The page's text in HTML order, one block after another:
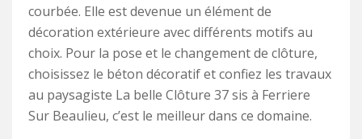
courbée. Elle est devenue un élément de
décoration extérieure avec différents motifs au
choix. Pour la pose et le changement de clôture,
choisissez le béton décoratif et confiez les travaux
au paysagiste La belle Clôture 37 sis à Ferriere
Sur Beaulieu, c’est le meilleur dans ce domaine.